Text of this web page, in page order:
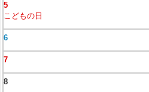
5
こどもの日
6
7
8